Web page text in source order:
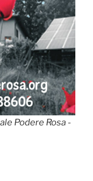
Podere Rosa -